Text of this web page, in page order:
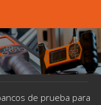
de prueba para